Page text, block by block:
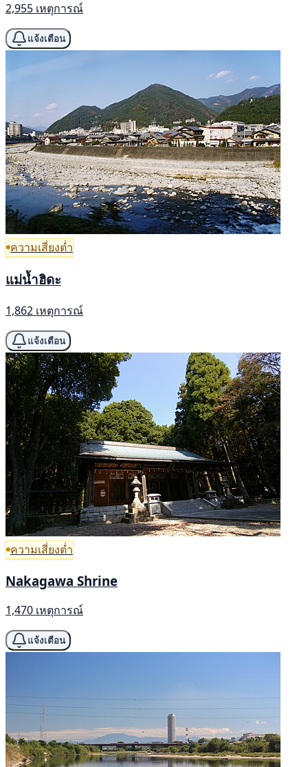
2,955 เหตุการณ์
แจ้งเตือน
ความเสี่ยงต่ำ
แม่น้ำฮิดะ
1,862 เหตุการณ์
แจ้งเตือน
ความเสี่ยงต่ำ
Nakagawa Shrine
1,470 เหตุการณ์
แจ้งเตือน